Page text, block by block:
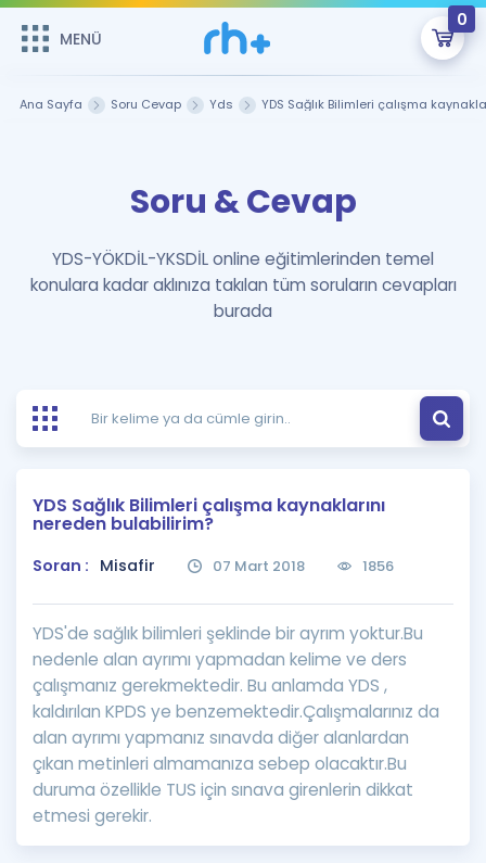
MENÜ
0
Şifremi Hatırlamıyorum
GİRİŞ YAP
Remzi Hoca ile seni sınava hazırlayacak onlarca eğitim seni
bekliyor!
MENÜ
Çalışma Paketleri
Kitaplar ve Kaynaklar
Ücretsiz Kaynaklar
Puan Hesaplama
Rehberlik Aracı
ÖSYM Sınav Takvimi
Kampanyalar
Blog
İngilizce Gramer
Blog
İngilizce Gramer
Hakkımızda
Ana Sayfa Soru Cevap Yds YDS Sağlık Bilimleri çalışma
Soru & Cevap
YDS-YÖKDİL-YKSDİL online eğitimlerinden temel
konulara kadar aklınıza takılan tüm soruların cevapları
burada
YDS Sağlık Bilimleri çalışma kaynaklarını
nereden bulabilirim?
Soran : Misafir 07 Mart 2018 1856
YDS'de sağlık bilimleri şeklinde bir ayrım yoktur.Bu
nedenle alan ayrımı yapmadan kelime ve ders
çalışmanız gerekmektedir. Bu anlamda YDS ,
kaldırılan KPDS ye benzemektedir.Çalışmalarınız da
alan ayrımı yapmanız sınavda diğer alanlardan
çıkan metinleri almamanıza sebep olacaktır.Bu
duruma özellikle TUS için sınava girenlerin dikkat
etmesi gerekir.